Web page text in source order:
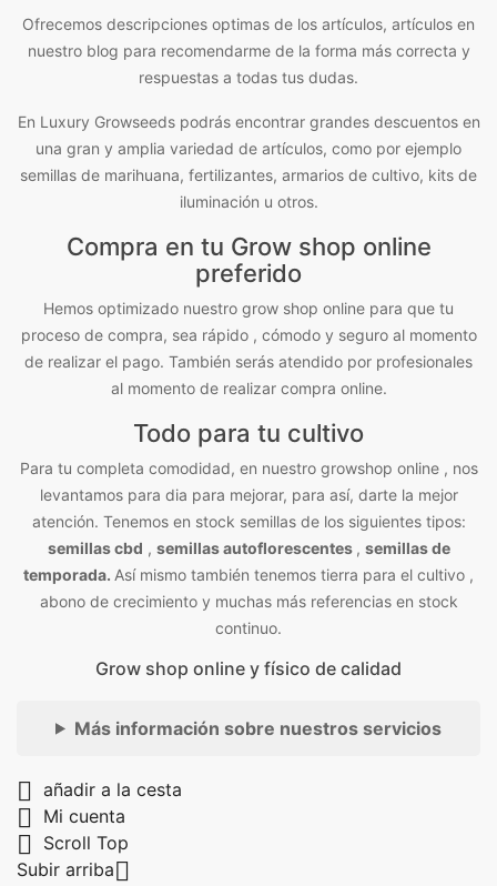
Ofrecemos descripciones optimas de los artículos, artículos en
nuestro blog para recomendarme de la forma más correcta y
respuestas a todas tus dudas.
En Luxury Growseeds podrás encontrar grandes descuentos en
una gran y amplia variedad de artículos, como por ejemplo
semillas de marihuana, fertilizantes, armarios de cultivo, kits de
iluminación u otros.
Compra en tu Grow shop online
preferido
Hemos optimizado nuestro grow shop online para que tu
proceso de compra, sea rápido , cómodo y seguro al momento
de realizar el pago. También serás atendido por profesionales
al momento de realizar compra online.
Todo para tu cultivo
Para tu completa comodidad, en nuestro growshop online , nos
levantamos para dia para mejorar, para así, darte la mejor
atención. Tenemos en stock semillas de los siguientes tipos:
semillas cbd , semillas autoflorescentes , semillas de
temporada. Así mismo también tenemos tierra para el cultivo ,
abono de crecimiento y muchas más referencias en stock
continuo.
Grow shop online y físico de calidad
Más información sobre nuestros servicios
 añadir a la cesta
 Mi cuenta
 Scroll Top
Subir arriba